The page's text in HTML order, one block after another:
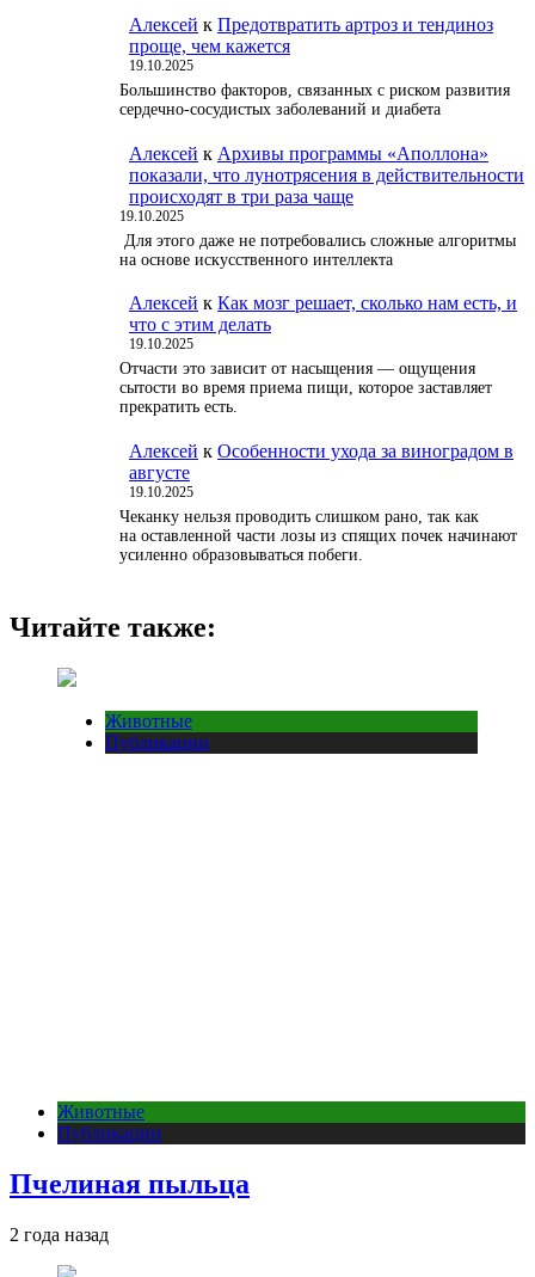
Алексей к Предотвратить артроз и тендиноз
проще, чем кажется
19.10.2025
Большинство факторов, связанных с риском развития
сердечно-сосудистых заболеваний и диабета
Алексей к Архивы программы «Аполлона»
показали, что лунотрясения в действительности
происходят в три раза чаще
19.10.2025
Для этого даже не потребовались сложные алгоритмы
на основе искусственного интеллекта
Алексей к Как мозг решает, сколько нам есть, и
что с этим делать
19.10.2025
Отчасти это зависит от насыщения — ощущения
сытости во время приема пищи, которое заставляет
прекратить есть.
Алексей к Особенности ухода за виноградом в
августе
19.10.2025
Чеканку нельзя проводить слишком рано, так как
на оставленной части лозы из спящих почек начинают
усиленно образовываться побеги.
Читайте также:
Животные
Публикации
Животные
Публикации
Пчелиная пыльца
2 года назад